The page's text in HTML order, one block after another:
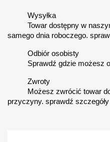
Wysyłka
Towar dostępny w
samego dnia roboczego.
Odbiór osobisty
Sprawdź gdzie możesz
Zwroty
Możesz zwrócić towar
przyczyny. sprawdź szczegóły